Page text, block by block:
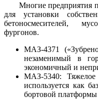
Многие предприятия
для установки
бетоносмесителей,
фургонов.
МАЗ-4371
незаменимый в
экономичный и
МАЗ-5340: Тяжелое
используется как
бортовой